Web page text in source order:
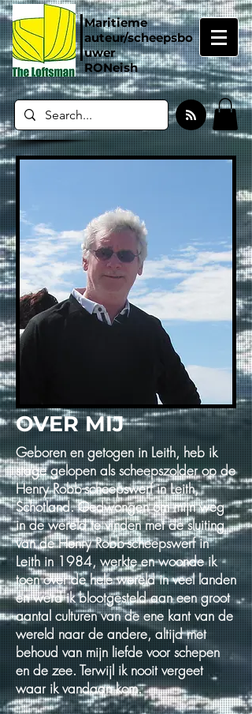
Maritieme
auteur/scheepsbo
uwer
RONeish
OVER MIJ
Geboren en getogen in Leith, heb ik
stage gelopen als scheepszolder op de
Henry Robb-scheepswerf in Leith,
Schotland. Gedwongen om mijn weg
in de wereld te vinden met de sluiting
van de Henry Robb-scheepswerf in
Leith in 1984, werkte en woonde ik
toen over de hele wereld in veel landen
en werd ik blootgesteld aan een groot
aantal culturen van de ene kant van de
wereld naar de andere, altijd met
behoud van mijn liefde voor schepen
en de zee. Terwijl ik nooit vergeet
waar ik vandaan kom.